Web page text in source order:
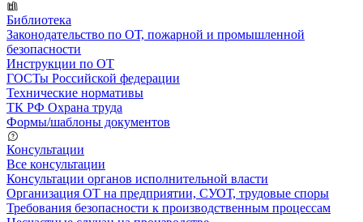
Библиотека
Законодательство по ОТ, пожарной и промышленной
безопасности
Инструкции по ОТ
ГОСТы Российской федерации
Технические нормативы
ТК РФ Охрана труда
Формы/шаблоны документов
Консультации
Все консультации
Консультации органов исполнительной власти
Организация ОТ на предприятии, СУОТ, трудовые споры
Требования безопасности к производственным процессам